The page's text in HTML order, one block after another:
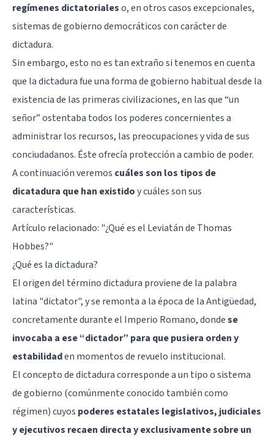
regímenes dictatorialeso, en otros casos excepcionales,
sistemas de gobierno democráticos con carácter de
dictadura.
Sin embargo, esto no es tan extraño si tenemos en cuenta
que la dictadura fue una forma de gobierno habitual desde la
existencia de las primeras civilizaciones, en las que “un
señor” ostentaba todos los poderes concernientes a
administrar los recursos, las preocupaciones y vida de sus
conciudadanos. Éste ofrecía protección a cambio de poder.
A continuación veremos cuáles son los tipos de
dicatadura que han existidoy cuáles son sus
características.
Artículo relacionado: "¿Qué es el Leviatán de Thomas
Hobbes?"
¿Qué es la dictadura?
El origen del término dictadura proviene de la palabra
latina "dictator", y se remonta a la época de la Antigüedad,
concretamente durante el Imperio Romano, dondese
invocaba a ese “dictador” para que pusiera orden y
estabilidaden momentos de revuelo institucional.
El concepto de dictadura corresponde a un tipo o sistema
de gobierno (comúnmente conocido también como
régimen) cuyos poderes estatales legislativos, judiciales
y ejecutivos recaen directa y exclusivamente sobre un